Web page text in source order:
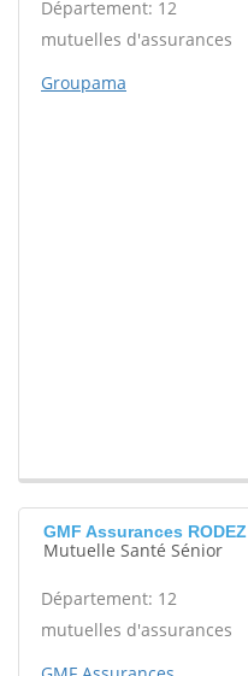
Département: 12
mutuelles d'assurances
Groupama
GMF Assurances RODEZ
Mutuelle Santé Sénior
Département: 12
mutuelles d'assurances